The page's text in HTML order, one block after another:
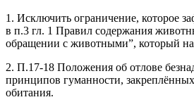
1. Исключить ограничение, которое
в п.3 гл. 1 Правил содержания
обращении с животными”, который
2. П.17-18 Положения об отлове
принципов гуманности,
обитания.